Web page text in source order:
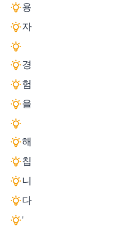
용
자
경
험
을
해
칩
니
다
'